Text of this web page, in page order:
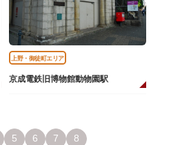
上野・御徒町エリア
京成電鉄旧博物館動物園駅
5 6 7 8